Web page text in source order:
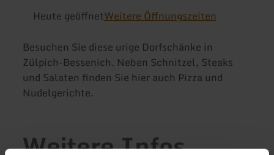
Heute geöffnetWeitere Öffnungszeiten
Besuchen Sie diese urige Dorfschänke in
Zülpich-Bessenich. Neben Schnitzel, Steaks
und Salaten finden Sie hier auch Pizza und
Nudelgerichte.
Weitere Infos